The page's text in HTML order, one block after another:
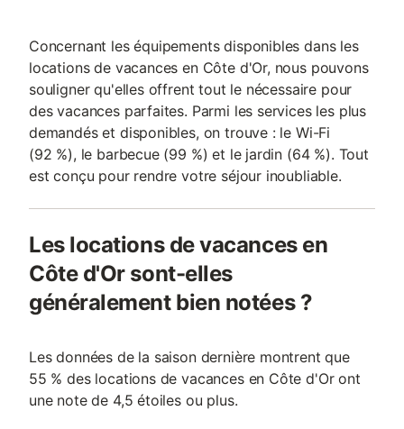
Concernant les équipements disponibles dans les
locations de vacances en Côte d'Or, nous pouvons
souligner qu'elles offrent tout le nécessaire pour
des vacances parfaites. Parmi les services les plus
demandés et disponibles, on trouve : le Wi-Fi
(92 %), le barbecue (99 %) et le jardin (64 %). Tout
est conçu pour rendre votre séjour inoubliable.
Les locations de vacances en
Côte d'Or sont-elles
généralement bien notées ?
Les données de la saison dernière montrent que
55 % des locations de vacances en Côte d'Or ont
une note de 4,5 étoiles ou plus.